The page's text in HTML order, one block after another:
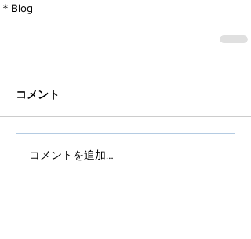
＊Blog
コメント
コメントを追加…